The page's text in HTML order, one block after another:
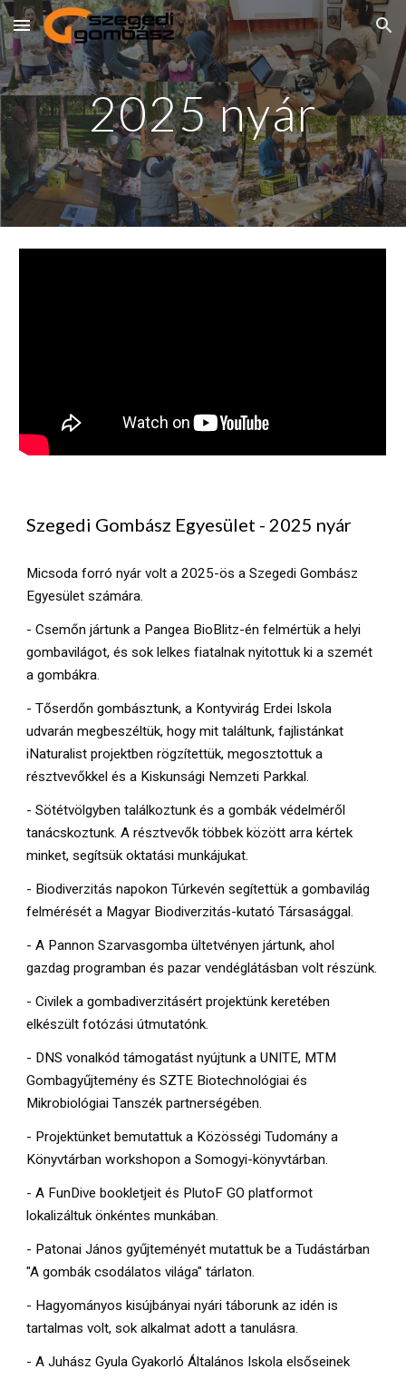
Skip to main content Skip to navigation
2025 nyár
Szegedi Gombász Egyesület - 2025 nyár
Micsoda forró nyár volt a 2025-ös a Szegedi Gombász
Egyesület számára.
- Csemőn jártunk a Pangea BioBlitz-én felmértük a helyi
gombavilágot, és sok lelkes fiatalnak nyitottuk ki a szemét
a gombákra.
- Tőserdőn gombásztunk, a Kontyvirág Erdei Iskola
udvarán megbeszéltük, hogy mit találtunk, fajlistánkat
iNaturalist projektben rögzítettük, megosztottuk a
résztvevőkkel és a Kiskunsági Nemzeti Parkkal.
- Sötétvölgyben találkoztunk és a gombák védelméről
tanácskoztunk. A résztvevők többek között arra kértek
minket, segítsük oktatási munkájukat.
- Biodiverzitás napokon Túrkevén segítettük a gombavilág
felmérését a Magyar Biodiverzitás-kutató Társasággal.
- A Pannon Szarvasgomba ültetvényen jártunk, ahol
gazdag programban és pazar vendéglátásban volt részünk.
- Civilek a gombadiverzitásért projektünk keretében
elkészült fotózási útmutatónk.
- DNS vonalkód támogatást nyújtunk a UNITE, MTM
Gombagyűjtemény és SZTE Biotechnológiai és
Mikrobiológiai Tanszék partnerségében.
- Projektünket bemutattuk a Közösségi Tudomány a
Könyvtárban workshopon a Somogyi-könyvtárban.
- A FunDive bookletjeit és PlutoF GO platformot
lokalizáltuk önkéntes munkában.
- Patonai János gyűjteményét mutattuk be a Tudástárban
"A gombák csodálatos világa" tárlaton.
- Hagyományos kisújbányai nyári táborunk az idén is
tartalmas volt, sok alkalmat adott a tanulásra.
- A Juhász Gyula Gyakorló Általános Iskola elsőseinek